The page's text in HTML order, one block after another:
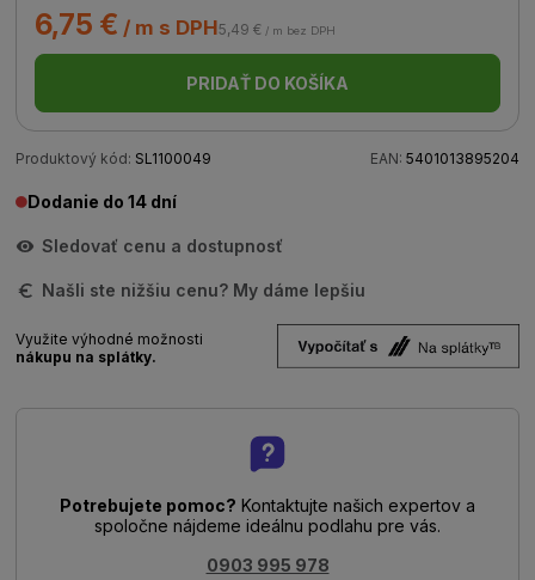
6,75 € / m s DPH5,49 € / m bez DPH
PRIDAŤ DO KOŠÍKA
Produktový kód: SL1100049 EAN: 5401013895204
Dodanie do 14 dní
Sledovať cenu a dostupnosť
Našli ste nižšiu cenu? My dáme lepšiu
Využite výhodné možnosti
nákupu na splátky.
Potrebujete pomoc? Kontaktujte našich expertov a
spoločne nájdeme ideálnu podlahu pre vás.
0903 995 978